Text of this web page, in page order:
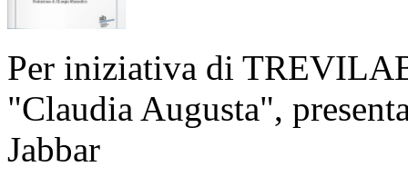
Per iniziativa di
"Claudia Augusta",
Jabbar